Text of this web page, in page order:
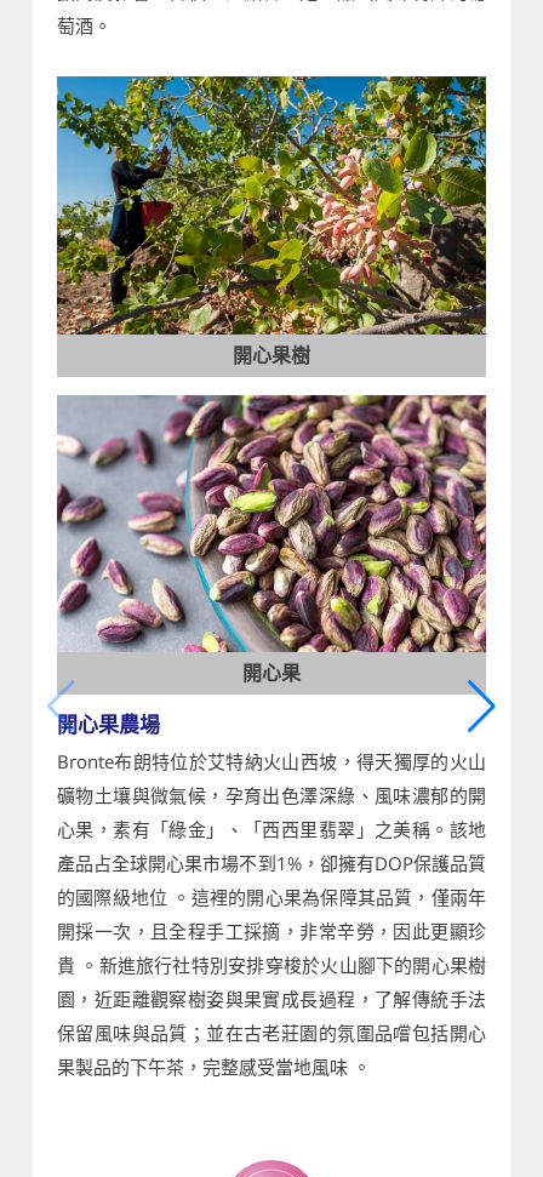
萄酒。
開心果樹
開心果
開心果農場
Bronte布朗特位於艾特納火山西坡，得天獨厚的火山
礦物土壤與微氣候，孕育出色澤深綠、風味濃郁的開
心果，素有「綠金」、「西西里翡翠」之美稱。該地
產品占全球開心果市場不到1%，卻擁有DOP保護品質
的國際級地位 。這裡的開心果為保障其品質，僅兩年
開採一次，且全程手工採摘，非常辛勞，因此更顯珍
貴 。新進旅行社特別安排穿梭於火山腳下的開心果樹
園，近距離觀察樹姿與果實成長過程，了解傳統手法
保留風味與品質；並在古老莊園的氛圍品嚐包括開心
果製品的下午茶，完整感受當地風味 。